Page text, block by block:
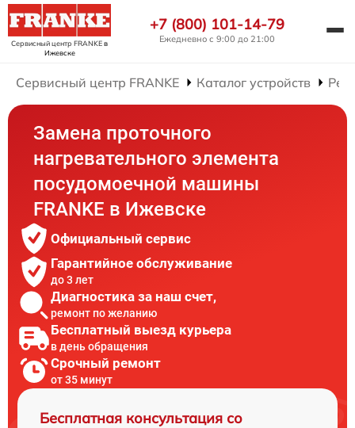
Сервисный центр FRANKEв
Ижевске
+7 (800) 101-14-79
Ежедневно с 9:00 до 21:00
Сервисный центр FRANKE Каталог устройств
Замена проточного
нагревательного элемента
посудомоечной машины
FRANKE в Ижевске
Официальный сервис
Гарантийное обслуживание
до 3 лет
Диагностика за наш счет,
ремонт по желанию
Бесплатный выезд курьера
в день обращения
Срочный ремонт
от 35 минут
Бесплатная консультация со